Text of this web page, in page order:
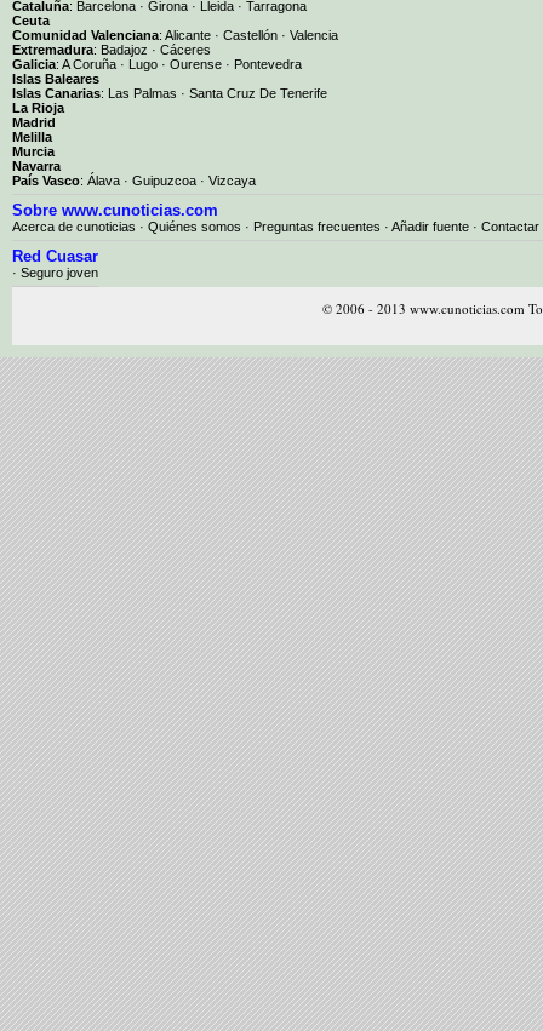
Cataluña: Barcelona · Girona · Lleida · Tarragona
Ceuta
Comunidad Valenciana: Alicante · Castellón · Valencia
Extremadura: Badajoz · Cáceres
Galicia: A Coruña · Lugo · Ourense · Pontevedra
Islas Baleares
Islas Canarias: Las Palmas · Santa Cruz De Tenerife
La Rioja
Madrid
Melilla
Murcia
Navarra
País Vasco: Álava · Guipuzcoa · Vizcaya
Sobre www.cunoticias.com
Acerca de cunoticias · Quiénes somos · Preguntas frecuentes · Añadir fuente · Contactar
Red Cuasar
· Seguro joven
© 2006 - 2013 www.cunoticias.com